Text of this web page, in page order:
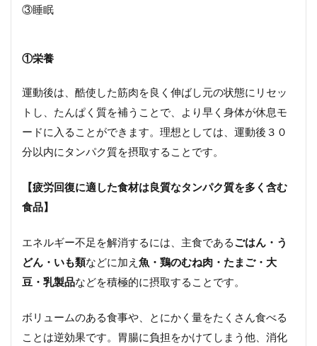
③睡眠
①栄養
運動後は、酷使した筋肉を良く伸ばし元の状態にリセッ
トし、たんぱく質を補うことで、より早く身体が休息モ
ードに入ることができます。理想としては、運動後３０
分以内にタンパク質を摂取することです。
【疲労回復に適した食材は良質なタンパク質を多く含む
食品】
エネルギー不足を解消するには、主食であるごはん・う
どん・いも類などに加え 魚・鶏のむね肉・たまご・大
豆・乳製品などを積極的に摂取することです。
ボリュームのある食事や、とにかく量をたくさん食べる
ことは逆効果です。胃腸に負担をかけてしまう他、消化